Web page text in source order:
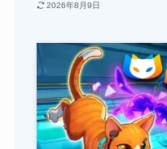
2026年8月9日